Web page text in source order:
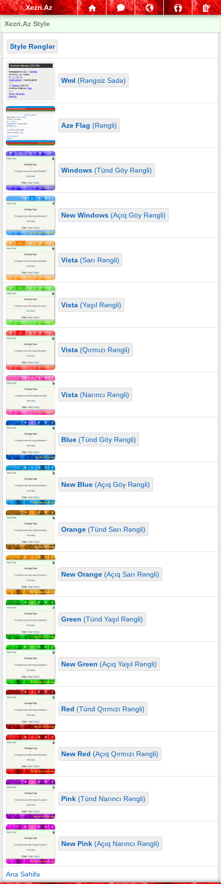
Xezri.Az
Xezri.Az Style
Style Rənglər
Wml (Rəngsiz Sadə)
Aze Flag (Rəngli)
Windows(Tünd Göy Rəngli)
New Windows(Açıq Göy Rəngli)
Vista(Sarı Rəngli)
Vista(Yaşıl Rəngli)
Vista(Qırmızı Rəngli)
Vista(Narıncı Rəngli)
Blue(Tünd Göy Rəngli)
New Blue(Açıq Göy Rəngli)
Orange(Tünd Sarı Rəngli)
New Orange(Açıq Sarı Rəngli)
Green (Tünd Yaşıl Rəngli)
New Green (Açıq Yaşıl Rəngli)
Red (Tünd Qırmızı Rəngli)
New Red (Açıq Qırmızı Rəngli)
Pink(Tünd Narıncı Rəngli)
New Pink(Açıq Narıncı Rəngli)
Ana Səhifə